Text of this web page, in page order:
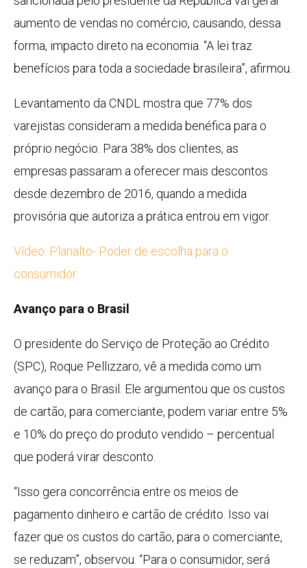
aumento de vendas no comércio, causando, dessa
forma, impacto direto na economia. “A lei traz
benefícios para toda a sociedade brasileira”, afirmou.
Levantamento da CNDL mostra que 77% dos
varejistas consideram a medida benéfica para o
próprio negócio. Para 38% dos clientes, as
empresas passaram a oferecer mais descontos
desde dezembro de 2016, quando a medida
provisória que autoriza a prática entrou em vigor.
Vídeo: Planalto- Poder de escolha para o
consumidor
Avanço para o Brasil
O presidente do Serviço de Proteção ao Crédito
(SPC), Roque Pellizzaro, vê a medida como um
avanço para o Brasil. Ele argumentou que os custos
de cartão, para comerciante, podem variar entre 5%
e 10% do preço do produto vendido – percentual
que poderá virar desconto.
“Isso gera concorrência entre os meios de
pagamento dinheiro e cartão de crédito. Isso vai
fazer que os custos do cartão, para o comerciante,
se reduzam”, observou. “Para o consumidor, será